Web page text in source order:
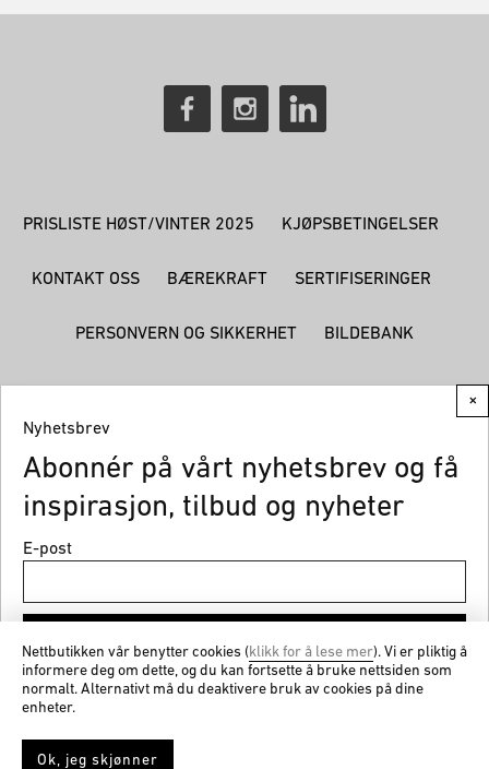
PRISLISTE HØST/VINTER 2025 KJØPSBETINGELSER
KONTAKT OSS BÆREKRAFT SERTIFISERINGER
PERSONVERN OG SIKKERHET BILDEBANK
© CEMO 2026
×
Nyhetsbrev
Abonnér på vårt nyhetsbrev og få
inspirasjon, tilbud og nyheter
E-post
Få nyheter og gode tilbud fra cemo.no
Nettbutikken vår benytter cookies (klikk for å lese mer). Vi er pliktig å
informere deg om dette, og du kan fortsette å bruke nettsiden som
normalt. Alternativt må du deaktivere bruk av cookies på dine
enheter.
Ok, jeg skjønner